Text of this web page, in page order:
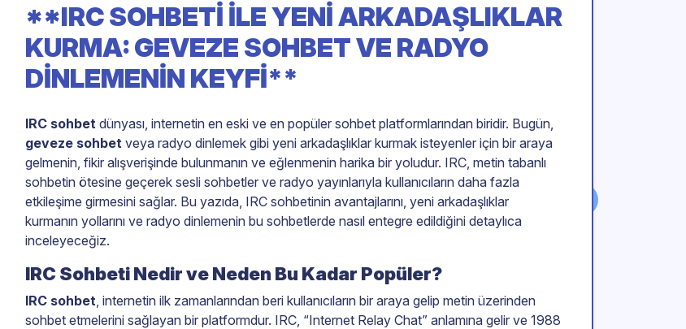
**IRC SOHBETI ILE YENI ARKADAŞLIKLAR
KURMA: GEVEZE SOHBET VE RADYO
DINLEMENIN KEYFI**
IRC sohbet dünyası, internetin en eski ve en popüler sohbet platformlarından biridir. Bugün,
geveze sohbet veya radyo dinlemek gibi yeni arkadaşlıklar kurmak isteyenler için bir araya
gelmenin, fikir alışverişinde bulunmanın ve eğlenmenin harika bir yoludur. IRC, metin tabanlı
sohbetin ötesine geçerek sesli sohbetler ve radyo yayınlarıyla kullanıcıların daha fazla
etkileşime girmesini sağlar. Bu yazıda, IRC sohbetinin avantajlarını, yeni arkadaşlıklar
kurmanın yollarını ve radyo dinlemenin bu sohbetlerde nasıl entegre edildiğini detaylıca
inceleyeceğiz.
IRC Sohbeti Nedir ve Neden Bu Kadar Popüler?
IRC sohbet, internetin ilk zamanlarından beri kullanıcıların bir araya gelip metin üzerinden
sohbet etmelerini sağlayan bir platformdur. IRC, “Internet Relay Chat” anlamına gelir ve 1988